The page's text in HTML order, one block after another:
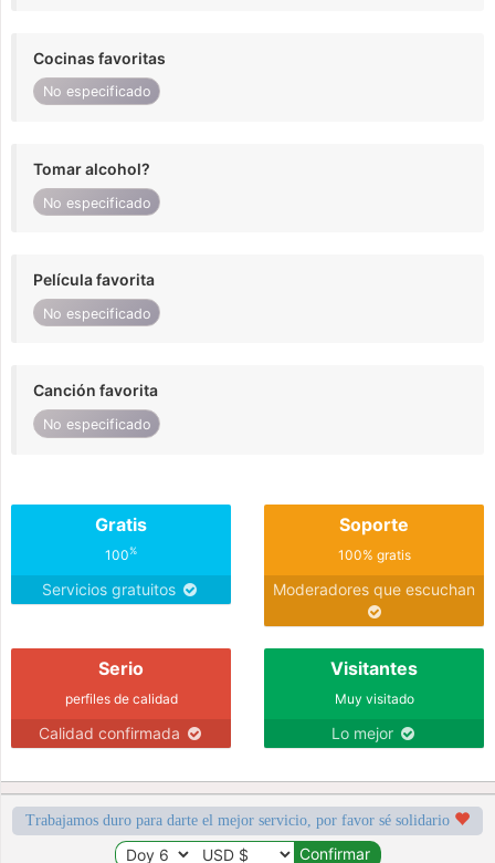
Cocinas favoritas
No especificado
Tomar alcohol?
No especificado
Película favorita
No especificado
Canción favorita
No especificado
Gratis
100%
Servicios gratuitos
Soporte
100% gratis
Moderadores que escuchan
Serio
perfiles de calidad
Calidad confirmada
Visitantes
Muy visitado
Lo mejor
Trabajamos duro para darte el mejor servicio, por favor sé solidario